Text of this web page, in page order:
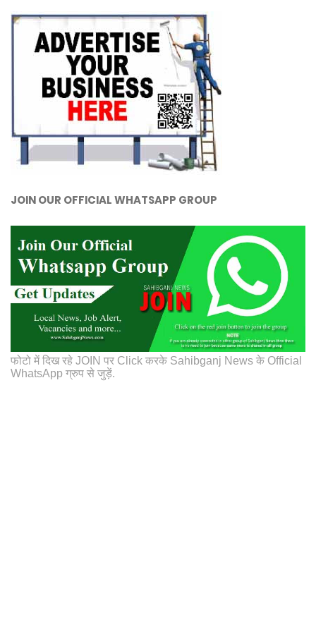
JOIN OUR OFFICIAL WHATSAPP GROUP
फोटो में दिख रहे JOIN पर Click करके Sahibganj News के Official
WhatsApp ग्रुप से जुड़ें.